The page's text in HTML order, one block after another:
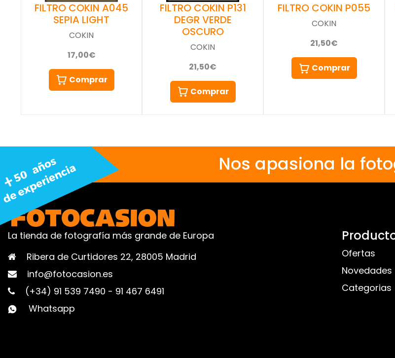
FILTRO COKIN A045
SEPIA LIGHT
COKIN
17,00€
Comprar
FILTRO COKIN P131
DEGR VERDE
OSCURO
COKIN
21,50€
Comprar
FILTRO COKIN P055
COKIN
21,50€
Comprar
Nos apasiona la
La tienda de fotografía más grande de Europa
Ribera de Curtidores 22, 28005 Madrid
info@fotocasion.es
(+34) 91 539 7490 - 91 467 6491
Whatsapp
Ofertas
Novedades
Categorias